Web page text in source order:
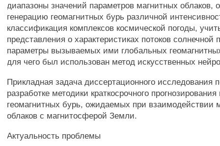
диапазоны значений параметров магнитных облаков,
генерацию геомагнитных бурь различной
классификация комплексов космической погоды,
представления о характеристиках потоков солнечной
параметры вызываемых ими глобальных
для чего был использован метод искусственных
Прикладная задача диссертационного исследования
разработке методики краткосрочного
геомагнитных бурь, ожидаемых при взаимодействии
облаков с магнитосферой Земли.
Актуальность проблемы